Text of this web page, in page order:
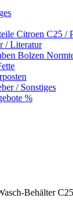
Citroen C25 /
/ Literatur
Bolzen
/ Sonstiges
%
Behälter